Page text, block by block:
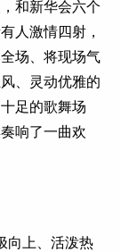
和新华会六个
人激情四射，
场、将现场气
、灵动优雅的
足的歌舞场
响了一曲欢
向上、活泼热